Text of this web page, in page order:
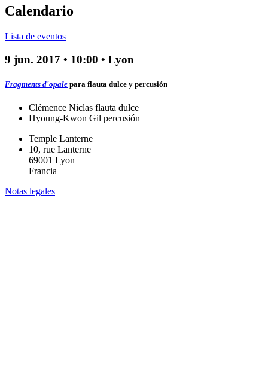
Calendario
Lista de eventos
9 jun. 2017 • 10:00 • Lyon
Fragments d'opale para flauta dulce y percusión
Clémence Niclas flauta dulce
Hyoung-Kwon Gil percusión
Temple Lanterne
10, rue Lanterne
69001 Lyon
Francia
Notas legales